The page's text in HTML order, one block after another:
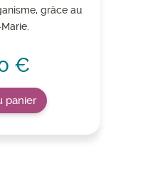
grâce au
€
panier